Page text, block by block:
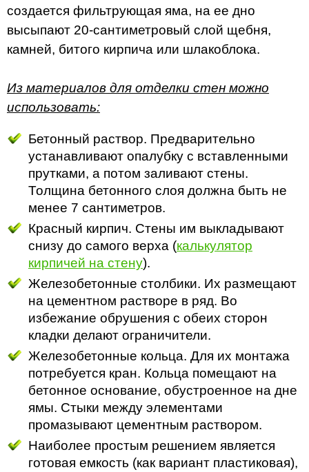
создается фильтрующая яма, на ее дно
высыпают 20-сантиметровый слой щебня,
камней, битого кирпича или шлакоблока.
Из материалов для отделки стен можно
использовать:
Бетонный раствор. Предварительно
устанавливают опалубку с вставленными
прутками, а потом заливают стены.
Толщина бетонного слоя должна быть не
менее 7 сантиметров.
Красный кирпич. Стены им выкладывают
снизу до самого верха (калькулятор
кирпичей на стену).
Железобетонные столбики. Их размещают
на цементном растворе в ряд. Во
избежание обрушения с обеих сторон
кладки делают ограничители.
Железобетонные кольца. Для их монтажа
потребуется кран. Кольца помещают на
бетонное основание, обустроенное на дне
ямы. Стыки между элементами
промазывают цементным раствором.
Наиболее простым решением является
готовая емкость (как вариант пластиковая),